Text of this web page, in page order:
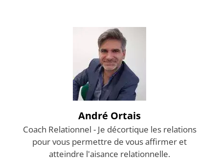
André Ortais
Coach Relationnel - Je décortique les relations
pour vous permettre de vous affirmer et
atteindre l'aisance relationnelle.